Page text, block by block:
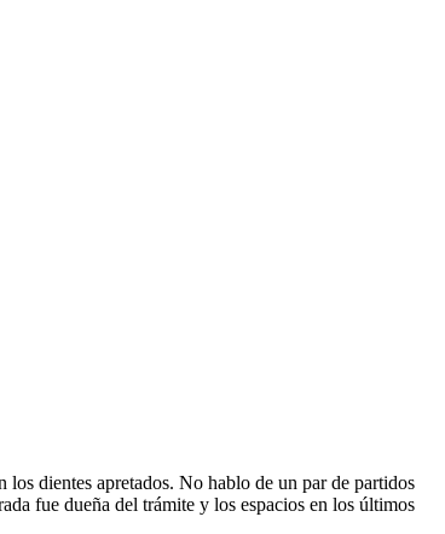
dientes apretados. No hablo de un par de partidos
fue dueña del trámite y los espacios en los últimos